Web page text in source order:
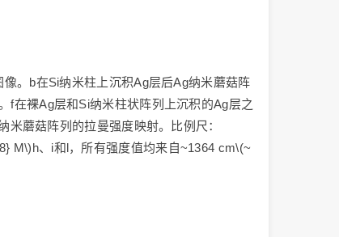
。b在Si纳米柱上沉积Ag层后Ag纳米蘑菇阵
f在裸Ag层和Si纳米柱状阵列上沉积的Ag层之
蘑菇阵列的拉曼强度映射。比例尺：
M\)h、i和l，所有强度值均来自~1364 cm\(~